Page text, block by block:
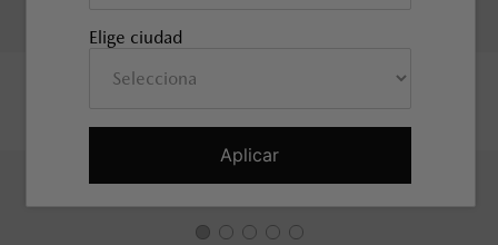
Elige ciudad
Aplicar
TAMBIÉN TE PUEDE INTERESAR